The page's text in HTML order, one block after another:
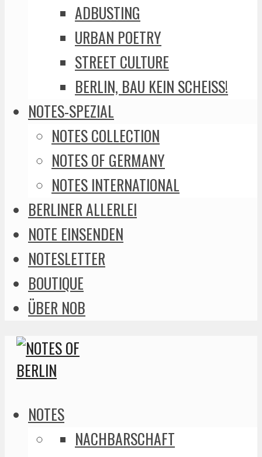
ADBUSTING
URBAN POETRY
STREET CULTURE
BERLIN, BAU KEIN SCHEISS!
NOTES-SPEZIAL
NOTES COLLECTION
NOTES OF GERMANY
NOTES INTERNATIONAL
BERLINER ALLERLEI
NOTE EINSENDEN
NOTESLETTER
BOUTIQUE
ÜBER NOB
NOTES
NACHBARSCHAFT